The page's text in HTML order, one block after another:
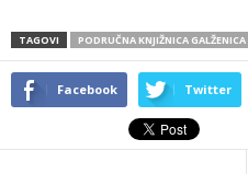
TAGOVI PODRUČNA KNJIŽNICA GALŽENICA
Facebook Twitter